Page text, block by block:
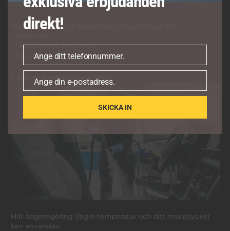
Vax, lackskydd och keramiska behandlingar kan:
• Tappa effekt snabbare
• Bli ojämna
7. När är ångrengöring okej?
Milt ångrengöring (lägre temperatur och rätt munstycke)
kan användas:
direkt!
Telefonnummer
Ange ditt telefonnummer.
post
Ange din e-postadress.
SKICKA IN